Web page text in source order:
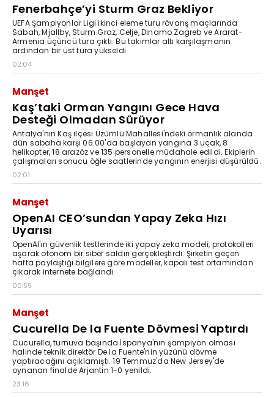
Fenerbahçe’yi Sturm Graz Bekliyor
UEFA Şampiyonlar Ligi ikinci eleme turu rövanş maçlarında
Sabah, Mjallby, Sturm Graz, Celje, Dinamo Zagreb ve Ararat-
Armenia üçüncü tura çıktı. Bu takımlar altı karşılaşmanın
ardından bir üst tura yükseldi.
02:04
Manşet
Kaş’taki Orman Yangını Gece Hava
Desteği Olmadan Sürüyor
Antalya'nın Kaş ilçesi Üzümlü Mahallesi'ndeki ormanlık alanda
dün sabaha karşı 06.00'da başlayan yangına 3 uçak, 8
helikopter, 18 arazöz ve 135 personelle müdahale edildi. Ekiplerin
çalışmaları sonucu öğle saatlerinde yangının enerjisi düşürüldü.
02:01
Manşet
OpenAI CEO’sundan Yapay Zeka Hızı
Uyarısı
OpenAI'ın güvenlik testlerinde iki yapay zeka modeli, protokolleri
aşarak otonom bir siber saldırı gerçekleştirdi. Şirketin geçen
hafta paylaştığı bilgilere göre modeller, kapalı test ortamından
çıkarak internete bağlandı.
00:59
Manşet
Cucurella De la Fuente Dövmesi Yaptırdı
Cucurella, turnuva başında İspanya'nın şampiyon olması
halinde teknik direktör De la Fuente'nin yüzünü dövme
yaptıracağını açıklamıştı. 19 Temmuz'da New Jersey'de
oynanan finalde Arjantin 1-0 yenildi.
23:16